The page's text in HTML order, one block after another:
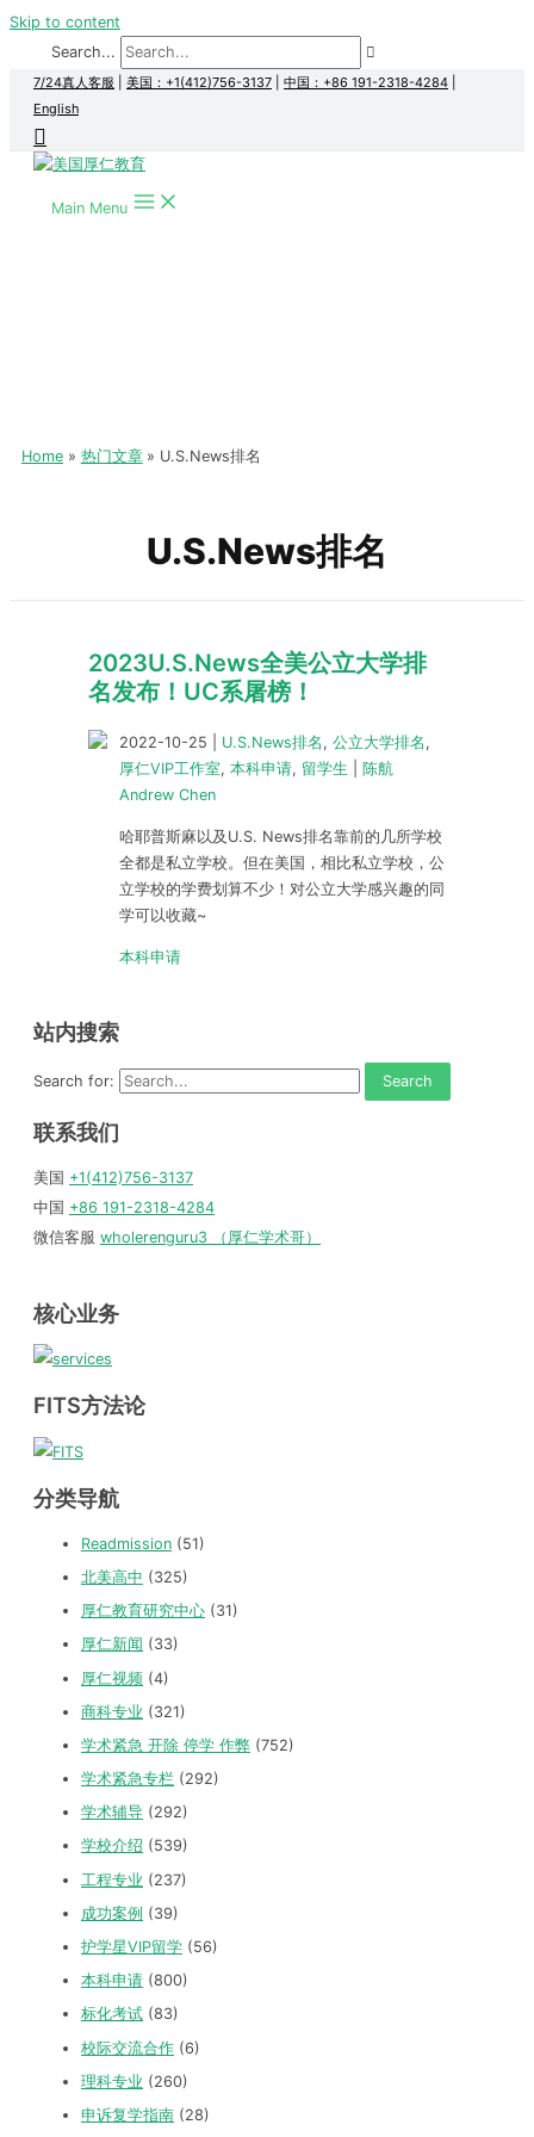
Skip to content
Search...
7/24真人客服 美国：+1(412)756-3137 中国：+86 191-2318-4284
English
Main Menu
Home 热门文章 U.S.News排名
U.S.News排名
2023U.S.News全美公立大学排
名发布！UC系屠榜！
2022-10-25 U.S.News排名 , 公立大学排名 ,
厚仁VIP工作室, 本科申请, 留学生
陈航
Andrew Chen
哈耶普斯麻以及U.S. News排名靠前的几所学校
全都是私立学校。但在美国，相比私立学校，公
立学校的学费划算不少！对公立大学感兴趣的同
学可以收藏~
本科申请
站内搜索
Search for:
联系我们
美国 +1(412)756-3137
中国 +86 191-2318-4284
微信客服 wholerenguru3 （厚仁学术哥）
核心业务
FITS方法论
分类导航
Readmission (51)
北美高中 (325)
厚仁教育研究中心 (31)
厚仁新闻 (33)
厚仁视频 (4)
商科专业 (321)
学术紧急 开除 停学 作弊 (752)
学术紧急专栏 (292)
学术辅导 (292)
学校介绍 (539)
工程专业 (237)
成功案例 (39)
护学星VIP留学 (56)
本科申请 (800)
标化考试 (83)
校际交流合作 (6)
理科专业 (260)
申诉复学指南 (28)